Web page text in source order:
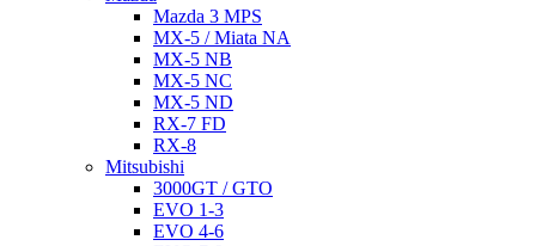
Mazda 3 MPS
MX-5 / Miata NA
MX-5 NB
MX-5 NC
MX-5 ND
RX-7 FD
RX-8
Mitsubishi
3000GT / GTO
EVO 1-3
EVO 4-6